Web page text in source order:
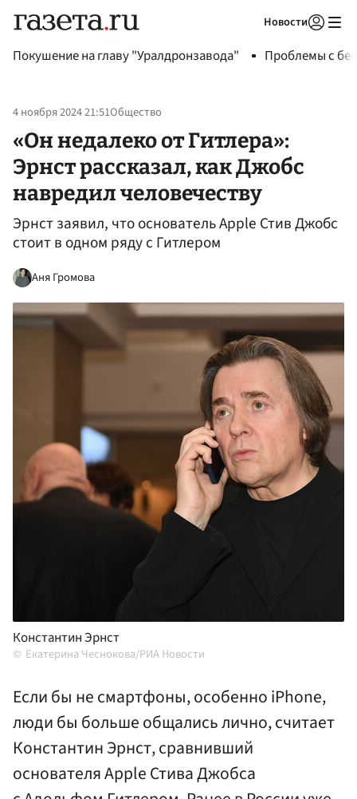
Новости
Покушение на главу "Уралдронзавода" Проблемы с
4 ноября 2024 21:51Общество
«Он недалеко от Гитлера»:
Эрнст рассказал, как Джобс
навредил человечеству
Эрнст заявил, что основатель Apple Стив Джобс
стоит в одном ряду с Гитлером
Аня Громова
Константин Эрнст
Екатерина Чеснокова/РИА Новости
Если бы не смартфоны, особенно iPhone,
люди бы больше общались лично, считает
Константин Эрнст, сравнивший
основателя Apple Стива Джобса